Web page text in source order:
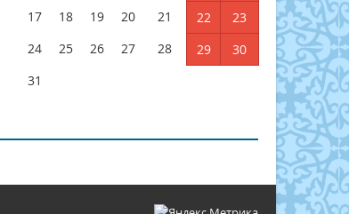
17
18 19 20 21 22
23
24
25 26 27 28 29
30
31